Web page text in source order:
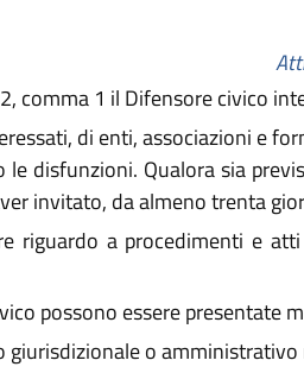
comma 1 il Difensore civico
di enti, associazioni e
le disfunzioni. Qualora sia
invitato, da almeno trenta
riguardo a procedimenti e
possono essere presentate
giurisdizionale o